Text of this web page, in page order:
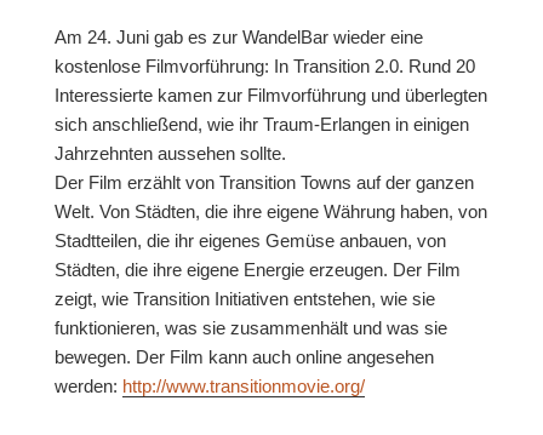
Am 24. Juni gab es zur WandelBar wieder eine
kostenlose Filmvorführung: In Transition 2.0. Rund 20
Interessierte kamen zur Filmvorführung und überlegten
sich anschließend, wie ihr Traum-Erlangen in einigen
Jahrzehnten aussehen sollte.
Der Film erzählt von Transition Towns auf der ganzen
Welt. Von Städten, die ihre eigene Währung haben, von
Stadtteilen, die ihr eigenes Gemüse anbauen, von
Städten, die ihre eigene Energie erzeugen. Der Film
zeigt, wie Transition Initiativen entstehen, wie sie
funktionieren, was sie zusammenhält und was sie
bewegen. Der Film kann auch online angesehen
werden: http://www.transitionmovie.org/